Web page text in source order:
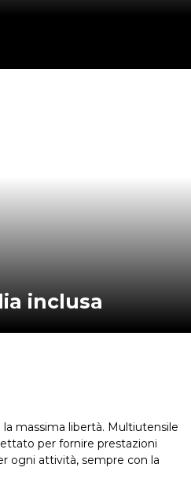
inclusa
massima libertà. Multiutensile
per fornire prestazioni
ogni attività, sempre con la